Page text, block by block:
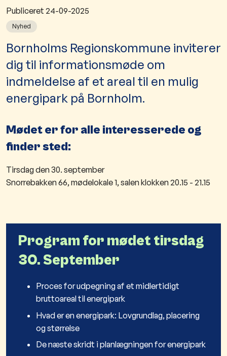
Publiceret 24-09-2025
Nyhed
​​​Bornholms Regionskommune inviterer
dig til informationsmøde om
indmeldelse af et areal til en mulig
energipark på Bornholm.
Mødet er for alle interesserede og
finder sted:
Tirsdag den 30. september
Snorrebakken 66, mødelokale 1, salen klokken 20.15 - 21.15
Program for mødet tirsdag
30. September
Proces for udpegning af et midlertidigt
bruttoareal til energipark
Hvad er en energipark: Lovgrundlag, placering
og størrelse
De næste skridt i planlægningen for energipark